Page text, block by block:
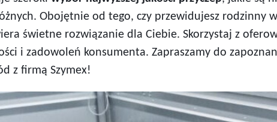
Obojętnie od tego, czy przewidujesz rodzinny
świetne rozwiązanie dla Ciebie. Skorzystaj z
i zadowoleń konsumenta. Zapraszamy do
z firmą Szymex!